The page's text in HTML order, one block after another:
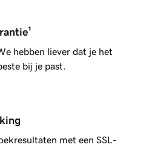
hebben liever dat je het
bij je past.
met een SSL-